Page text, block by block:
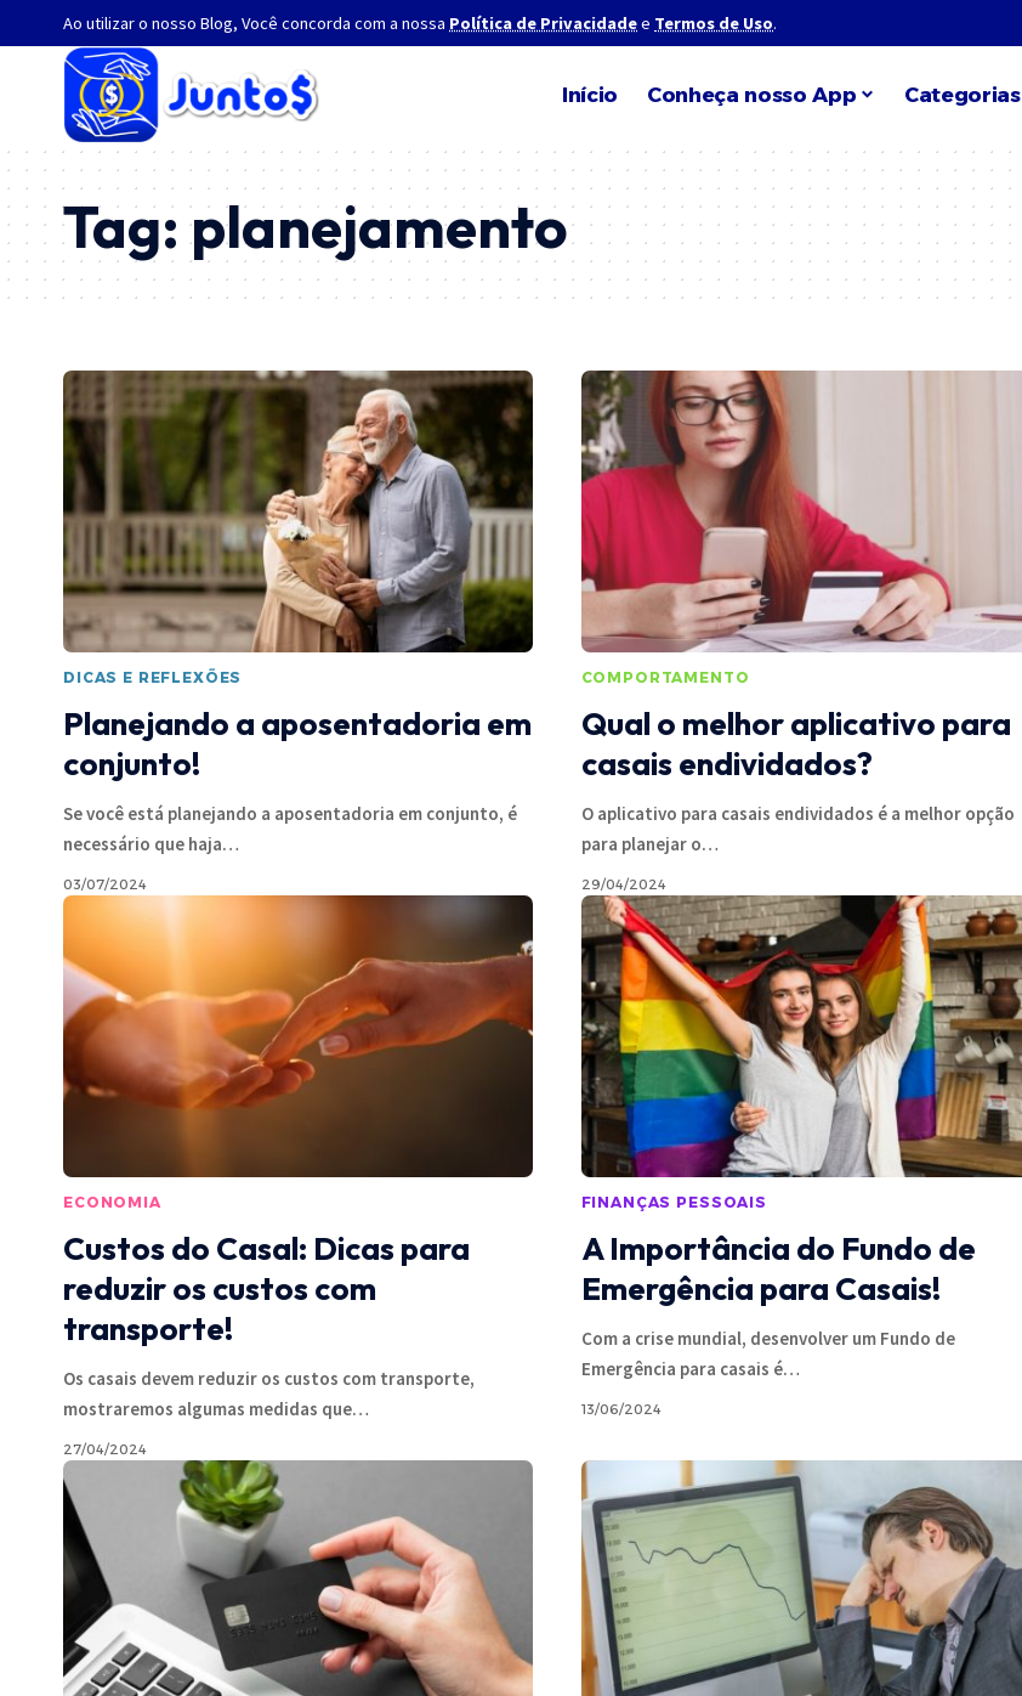
Ao utilizar o nosso Blog, Você concorda com a nossa Política de Privacidadee Termos de Uso.
Início Conheça nosso App Categorias
Tag:planejamento
DICAS E REFLEXÕES
Planejando a aposentadoria em
conjunto!
Se você está planejando a aposentadoria em conjunto, é
necessário que haja…
03/07/2024
COMPORTAMENTO
Qual o melhor aplicativo para
casais endividados?
O aplicativo para casais endividados é a melhor opção
para planejar o…
29/04/2024
ECONOMIA
Custos do Casal: Dicas para
reduzir os custos com
transporte!
Os casais devem reduzir os custos com transporte,
mostraremos algumas medidas que…
27/04/2024
FINANÇAS PESSOAIS
A Importância do Fundo de
Emergência para Casais!
Com a crise mundial, desenvolver um Fundo de
Emergência para casais é…
13/06/2024